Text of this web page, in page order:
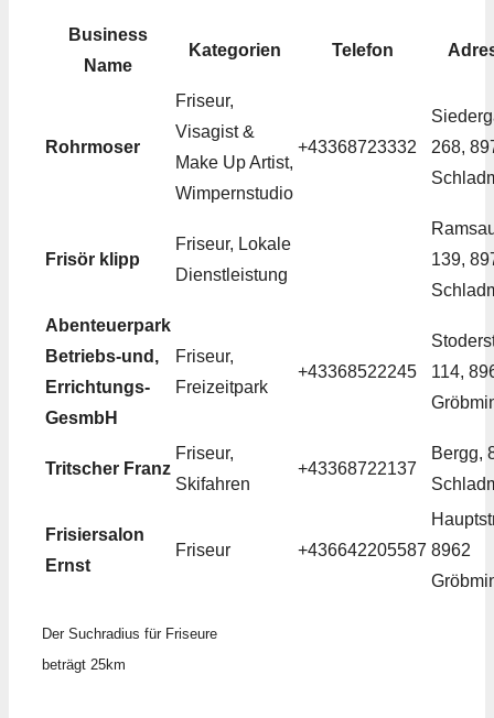
Business
Name
Kategorien Telefon
Rohrmoser
Friseur,
Visagist &
Make Up Artist,
Wimpernstudio
+43368723332
268,
Frisör klipp
Friseur, Lokale
Dienstleistung
139,
Abenteuerpark
Betriebs-und,
Errichtungs-
GesmbH
Friseur,
Freizeitpark
+43368522245
114,
Tritscher Franz
Friseur,
Skifahren
+43368722137
Bergg,
Frisiersalon
Ernst
Friseur +436642205587 8962
Der Suchradius für Friseure
beträgt 25km